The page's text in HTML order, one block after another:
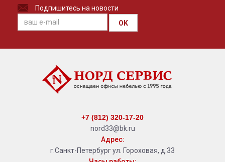
Подпишитесь на новости
OK
+7 (812) 320-17-20
nord33@bk.ru
Адрес:
г.Санкт-Петербург ул. Гороховая, д.33